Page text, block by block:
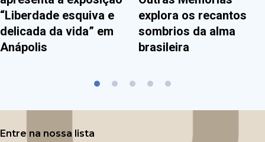
“Liberdade esquiva e
delicada da vida” em
Anápolis
explora os recantos
sombrios da alma
brasileira
Entre na nossa lista